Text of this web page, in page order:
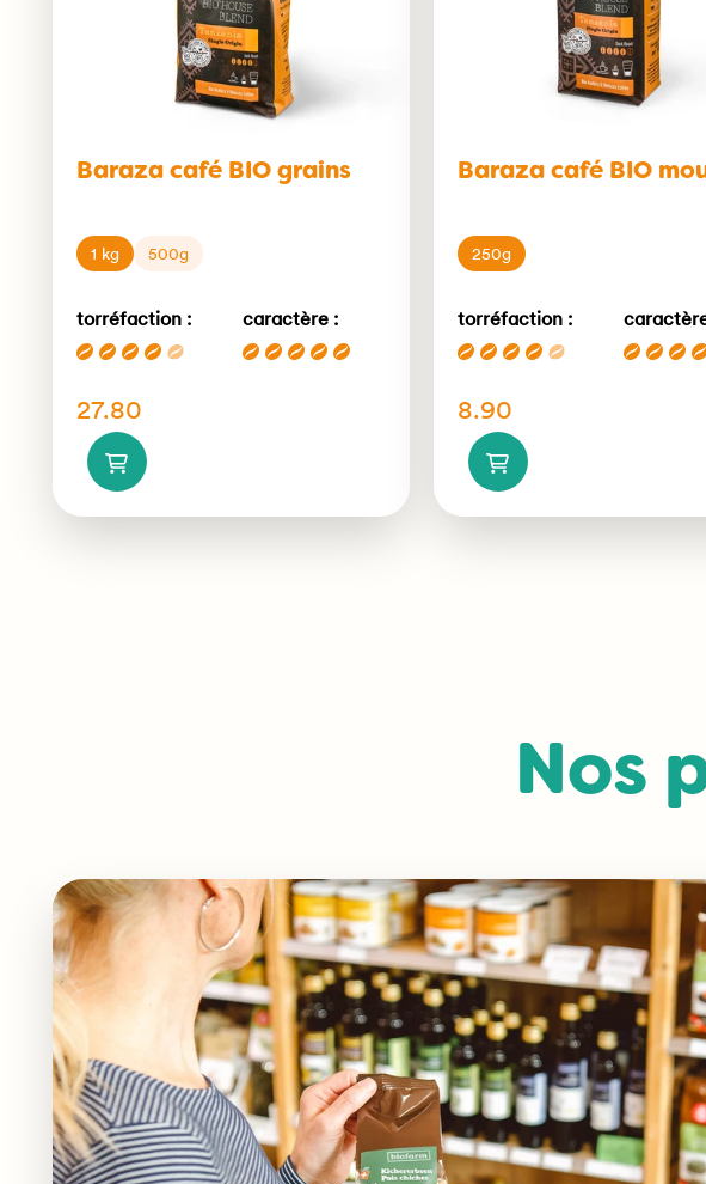
Baraza café BIO grains
1 kg 500g
torréfaction : caractère :
27.80
Baraza café BIO
250g
torréfaction :
8.90
Nos